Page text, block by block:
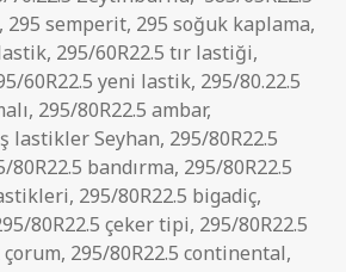
, 295 semperit, 295 soğuk kaplama,
, 295/60R22.5 tır lastiği,
60R22.5 yeni lastik, 295/80.22.5
, 295/80R22.5 ambar,
lastikler Seyhan, 295/80R22.5
80R22.5 bandırma, 295/80R22.5
, 295/80R22.5 bigadiç,
80R22.5 çeker tipi, 295/80R22.5
çorum, 295/80R22.5 continental,